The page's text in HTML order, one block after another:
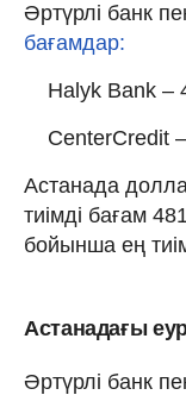
Әртүрлі банк
бағамдар:
Halyk Bank –
CenterCredit
Астанада
тиімді бағам
бойынша ең
Астанадағы
Әртүрлі банк